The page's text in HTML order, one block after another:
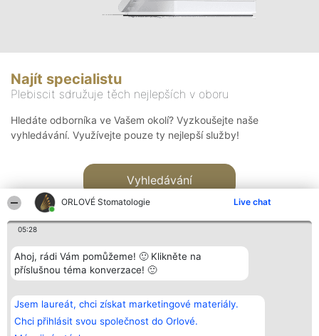
ORLOVÉ Stomatologie Live chat
05:28
Ahoj, rádi Vám pomůžeme! 🙂 Klikněte na
příslušnou téma konverzace! 🙂
Jsem laureát, chci získat marketingové materiály.
Chci přihlásit svou společnost do Orlové.
Najít specialistu
Plebiscit sdružuje těch nejlepších v oboru
Hledáte odborníka ve Vašem okolí? Vyzkoušejte naše
vyhledávání. Využívejte pouze ty nejlepší služby!
Vyhledávání
Bright Side Solutions sp. z o.
o. sp. k.
ul. Ruska 22
Wrocław 50-079
Vítězové
Seznam všech
laureátů
Zásady
Kontakt